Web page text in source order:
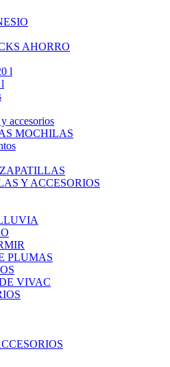
AHORRO
l
accesorios
MOCHILAS
Y ACCESORIOS
PLUMAS
VIVAC